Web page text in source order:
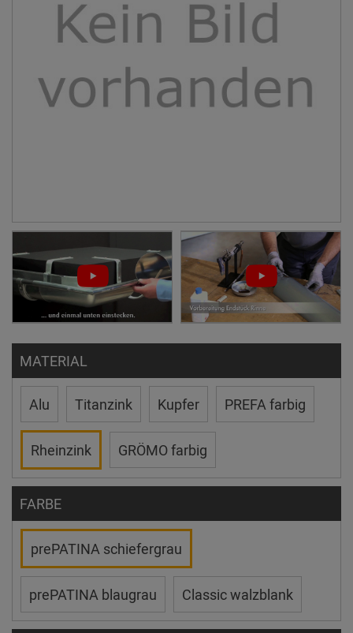
MATERIAL
Alu Titanzink Kupfer PREFA farbig
Rheinzink GRÖMO farbig
FARBE
prePATINA schiefergrau
prePATINA blaugrau Classic walzblank